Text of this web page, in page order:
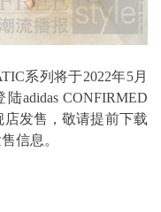
系列将于2022年5月
adidas CONFIRMED
发售，敬请提前下载
信息。